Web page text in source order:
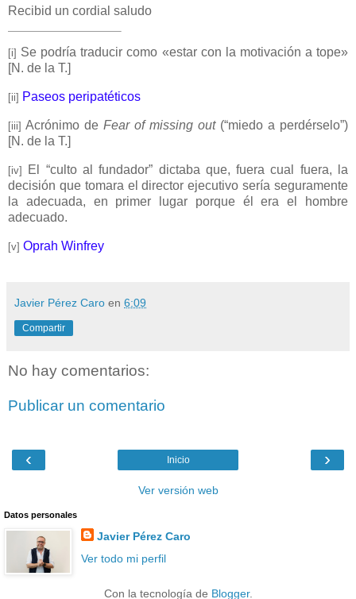
Recibid un cordial saludo
[i] Se podría traducir como «estar con la motivación a tope»
[N. de la T.]
[ii] Paseos peripatéticos
[iii] Acrónimo de Fear of missing out(“miedo a perdérselo”)
[N. de la T.]
[iv]
El “culto al fundador” dictaba que, fuera cual fuera, la
decisión que tomara el director ejecutivo sería seguramente
la adecuada, en primer lugar porque él era el hombre
adecuado.
[v] Oprah Winfrey
Javier Pérez Caro en 6:09
Compartir
No hay comentarios:
Publicar un comentario
‹ ›
Inicio
Ver versión web
Datos personales
Javier Pérez Caro
Ver todo mi perfil
Con la tecnología de Blogger.